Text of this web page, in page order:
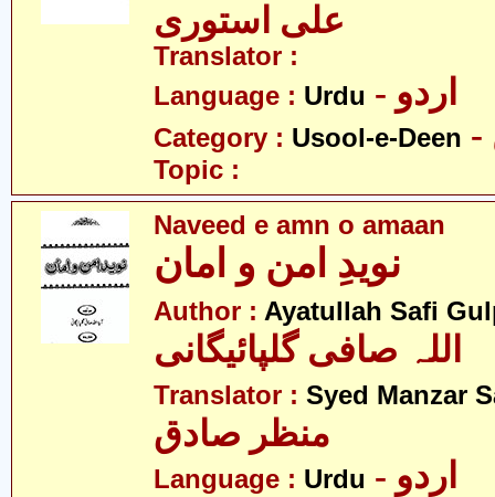
علی استوری
Translator :
Language : Urdu - اردو
Category : Usool-e-Deen
Topic :
Naveed e amn o amaan
نویدِ امن و امان
Author : Ayatullah Safi
اللہ صافی گلپائیگانی
Translator : Syed Manzar
منظر صادق
Language : Urdu - اردو